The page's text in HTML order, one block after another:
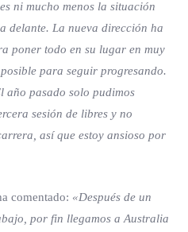
ni mucho menos la situación
delante. La nueva dirección ha
poner todo en su lugar en muy
para seguir progresando.
año pasado solo pudimos
sesión de libres y no
así que estoy ansioso por
comentado: «Después de un
por fin llegamos a Australia